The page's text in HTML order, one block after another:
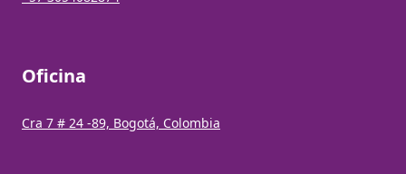
Oficina
Cra 7 # 24 -89, Bogotá, Colombia